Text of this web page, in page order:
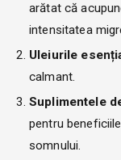
arătat că
intensitatea
Uleiurile
calmant.
Suplimentele
pentru
somnului.